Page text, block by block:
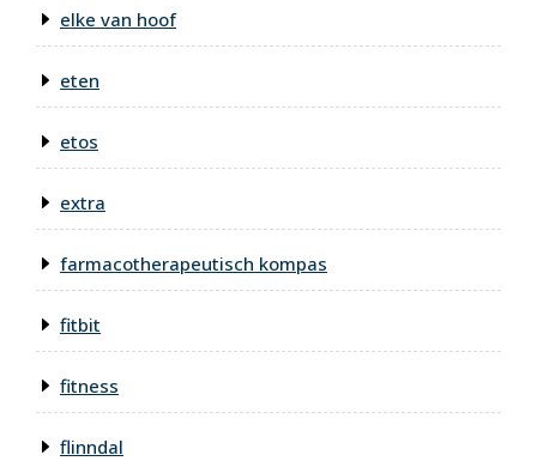
elke van hoof
eten
etos
extra
farmacotherapeutisch kompas
fitbit
fitness
flinndal